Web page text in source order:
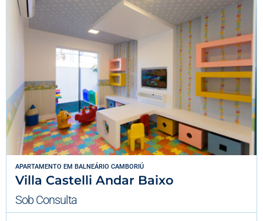
APARTAMENTO EM BALNEÁRIO CAMBORIÚ
Villa Castelli Andar Baixo
Sob Consulta